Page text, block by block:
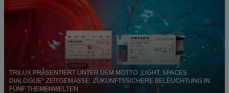
TRILUX PRÄSENTIERT UNTER DEM MOTTO „LIGHT. SPACES.
DIALOGUE“ ZEITGEMÄSSE, ZUKUNFTSSICHERE BELEUCHTUNG IN F
ÜNF THEMENWELTEN.